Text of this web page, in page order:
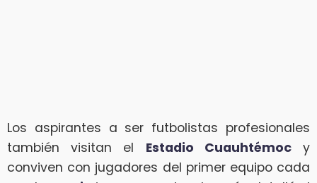
Los aspirantes a ser futbolistas profesionales
también visitan el Estadio Cuauhtémocy
conviven con jugadores del primer equipo cada